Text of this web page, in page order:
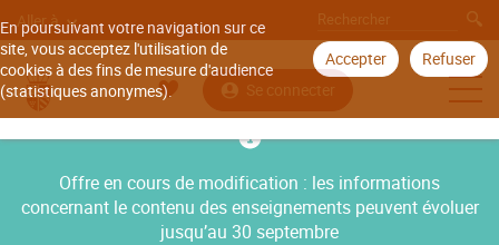
En poursuivant votre navigation sur ce
site, vous acceptez l'utilisation de
cookies à des fins de mesure d'audience
(statistiques anonymes).
Accepter Refuser
Aller à
Se connecter
Offre en cours de modification : les informations
concernant le contenu des enseignements peuvent évoluer
jusqu’au 30 septembre